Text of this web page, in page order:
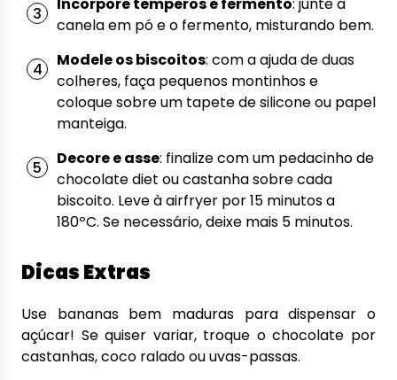
canela em pó e o fermento, misturando bem.
Modele os biscoitos: com a ajuda de duas
colheres, faça pequenos montinhos e
coloque sobre um tapete de silicone ou papel
manteiga.
Decore e asse: finalize com um pedacinho de
chocolate diet ou castanha sobre cada
biscoito. Leve à airfryer por 15 minutos a
180ºC. Se necessário, deixe mais 5 minutos.
Dicas Extras
Use bananas bem maduras para dispensar o
açúcar! Se quiser variar, troque o chocolate por
castanhas, coco ralado ou uvas-passas.